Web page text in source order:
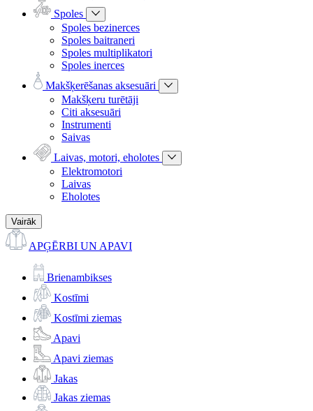
Spoles
Spoles bezinerces
Spoles baitraneri
Spoles multiplikatori
Spoles inerces
Makšķerēšanas aksesuāri
Makšķeru turētāji
Citi aksesuāri
Instrumenti
Saivas
Laivas, motori, eholotes
Elektromotori
Laivas
Eholotes
Vairāk
APĢĒRBI UN APAVI
Brienambikses
Kostīmi
Kostīmi ziemas
Apavi
Apavi ziemas
Jakas
Jakas ziemas